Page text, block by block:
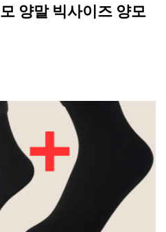
양말 빅사이즈 양모